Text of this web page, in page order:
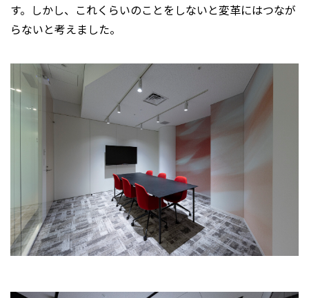
す。しかし、これくらいのことをしないと変革にはつなが
らないと考えました。